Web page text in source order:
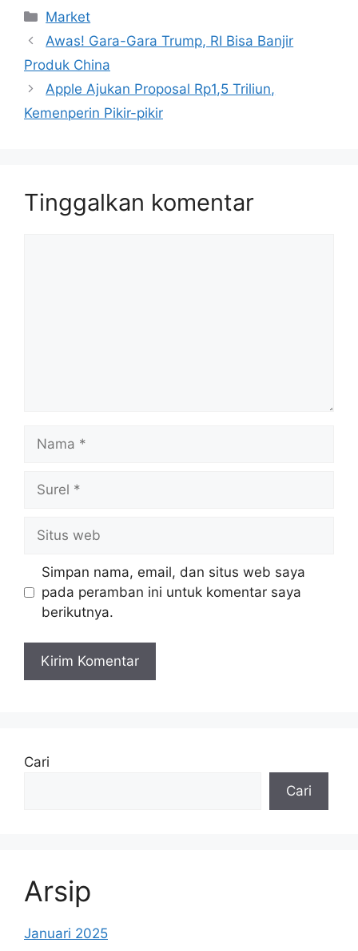
Kategori
Market
Awas! Gara-Gara Trump, RI Bisa Banjir
Produk China
Apple Ajukan Proposal Rp1,5 Triliun,
Kemenperin Pikir-pikir
Tinggalkan komentar
web
Simpan nama, email, dan situs web saya
pada peramban ini untuk komentar saya
berikutnya.
Cari
Cari
Arsip
Januari 2025